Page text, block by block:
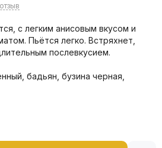
с легким анисовым вкусом и
Пьётся легко. Встряхнет,
послевкусием.
бадьян, бузина черная,